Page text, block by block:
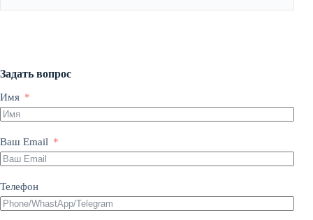
клиента. Мы готовы разработать индивидуальное
решение с учётом ваших потребностей — от внешнего
бесплатно подготовят эксклюзивную концепцию
продукта, ориентированную на ваш рынок и
требования.
Задать вопрос
Имя
Ваш Email
Телефон